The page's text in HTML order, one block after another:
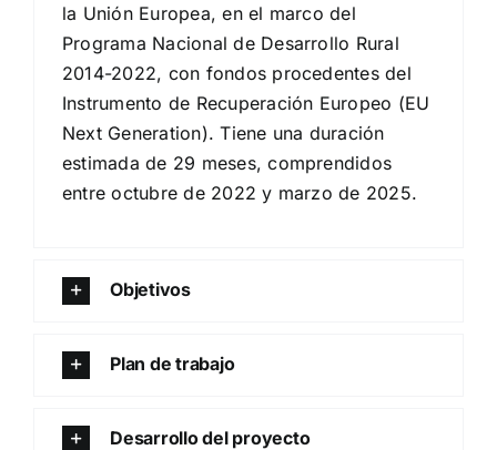
la Unión Europea, en el marco del
Programa Nacional de Desarrollo Rural
2014-2022, con fondos procedentes del
Instrumento de Recuperación Europeo (EU
Next Generation). Tiene una duración
estimada de 29 meses, comprendidos
entre octubre de 2022 y marzo de 2025.
Objetivos
Plan de trabajo
Desarrollo del proyecto